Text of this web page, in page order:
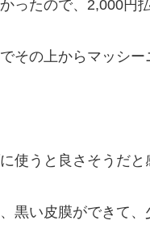
ったので、2,000円
その上からマッシ
使うと良さそうだと
黒い皮膜ができて